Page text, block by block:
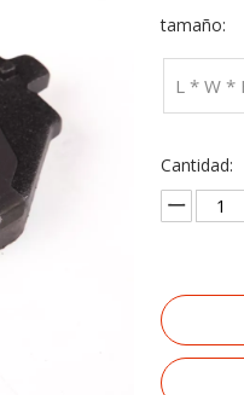
tamaño:
L * W *
Cantidad: